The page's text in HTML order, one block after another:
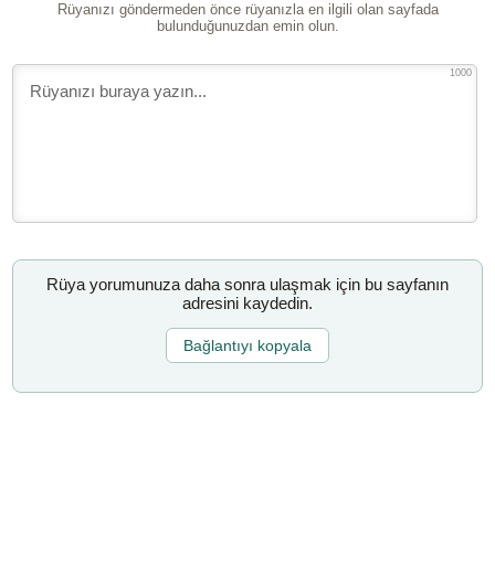
Rüyanızı göndermeden önce rüyanızla en ilgili olan sayfada
bulunduğunuzdan emin olun.
1000
Rüya yorumunuza daha sonra ulaşmak için bu sayfanın
adresini kaydedin.
Bağlantıyı kopyala